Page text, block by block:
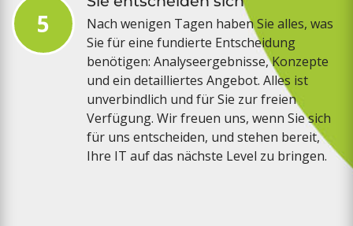
5
Nach wenigen Tagen haben Sie alles, was
Sie für eine fundierte Entscheidung
benötigen: Analyseergebnisse, Konzepte
und ein detailliertes Angebot. Alles ist
unverbindlich und für Sie zur freien
Verfügung. Wir freuen uns, wenn Sie sich
für uns entscheiden, und stehen bereit,
Ihre IT auf das nächste Level zu bringen.